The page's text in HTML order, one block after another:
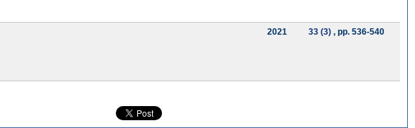
2021 33 (3), pp. 536-540